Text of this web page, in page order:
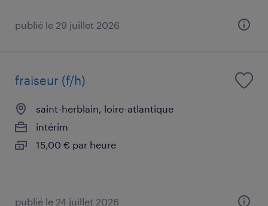
publié le 29 juillet 2026
fraiseur (f/h)
saint-herblain, loire-atlantique
intérim
15,00 € par heure
publié le 24 juillet 2026